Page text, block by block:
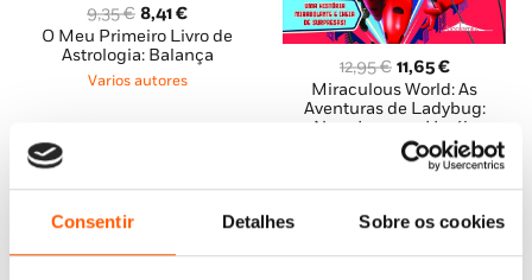
Consentir Detalhes Sobre os cookies
9,35€ O
preço
original
era:
8,41€O
preço
atual
é:
O Meu Primeiro Livro de
Astrologia: Balança
Varios autores
12,95€ O
preço
original
era:
12,95 €.
11,65€O
preço
atual
é:
11,65 €.
Miraculous World: As
Aventuras de Ladybug:
Nova Iorque – Heróis
Unidos
Varios autores